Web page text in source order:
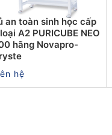
an toàn sinh học cấp
A2 PURICUBE NEO
hãng Novapro-
hệ